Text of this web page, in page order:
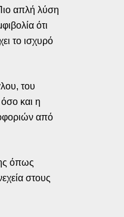
απλή λύση
ότι
το ισχυρό
του
και η
από
όπως
στους